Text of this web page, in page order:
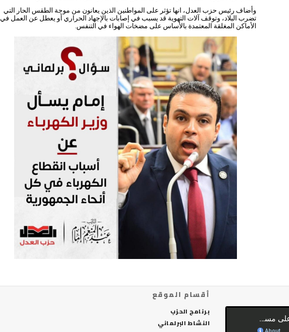
وأضاف رئيس حزب العدل، انها تؤثر على المواطنين الذين يعانون من موجة الطقس الحار التي
تضرب البلاد، وتوقف آلات التهوية قد يسبب في إصابات بالإجهاد الحراري أو يعطل عن العمل في
الأماكن المغلقة المعتمدة بالأساس على مضخات الهواء في التنفس.
أقسام الموقع
برنامج الحزب
النشاط البرلماني